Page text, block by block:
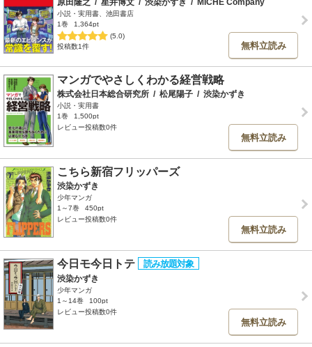
原田隆之 / 星井博文 / 渋染かずき / MICHE Company
小説・実用書、池田書店
1巻
1,364pt
(5.0)
投稿数1件
無料立読み
マンガでやさしくわかる経営戦略
株式会社日本総合研究所 / 松尾陽子 / 渋染かずき
小説・実用書
1巻
1,500pt
レビュー投稿数0件
無料立読み
こちら新宿フリッパーズ
渋染かずき
少年マンガ
1～7巻
450pt
レビュー投稿数0件
無料立読み
今日モ今日トテ
渋染かずき
少年マンガ
1～14巻
100pt
レビュー投稿数0件
無料立読み